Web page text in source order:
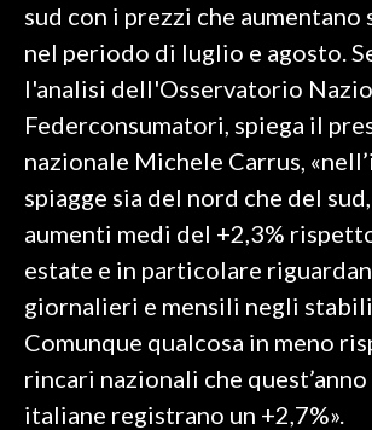
CULTURA
GOSSIP
SALUTE
SARDEGNA TURISMO
SARDI NEL MONDO
NOTIZIE
EVENTI
sud con i prezzi che
nel periodo di luglio e agosto.
l'analisi dell'Osservatorio
Federconsumatori, spiega il
nazionale Michele Carrus,
spiagge sia del nord che del
aumenti medi del +2,3%
estate e in particolare
giornalieri e mensili negli
Comunque qualcosa in meno
rincari nazionali che
italiane registrano un +2,7%».